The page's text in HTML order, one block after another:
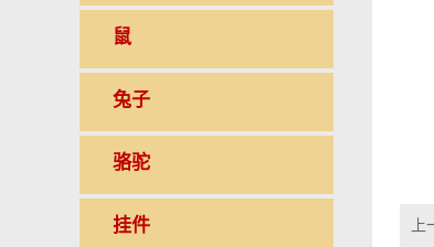
鼠
兔子
骆驼
挂件 上